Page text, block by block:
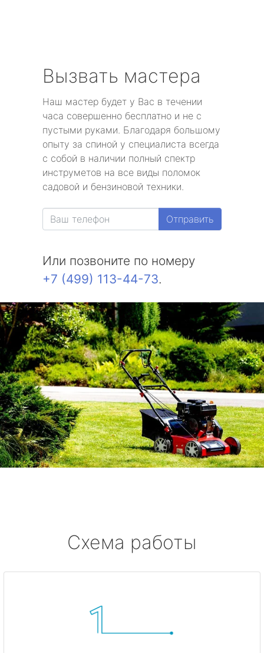
метро Волоколамская
метро Волгоградский проспект
метро Бабушкинская
метро Бульвар Дмитрия Донского
метро Белорусская
метро Красносельская
метро Беляево
метро Бибирево
метро Водный стадион
метро Курская
метро Комсомольская
метро Жулебино
метро Кропоткинская
Вызвать мастера
Наш мастер будет у Вас в течении
часа совершенно бесплатно и не с
пустыми руками. Благодаря большому
опыту за спиной у специалиста всегда
с собой в наличии полный спектр
инструметов на все виды поломок
садовой и бензиновой техники.
Отправить
Или позвоните по номеру
+7 (499) 113-44-73.
Схема работы